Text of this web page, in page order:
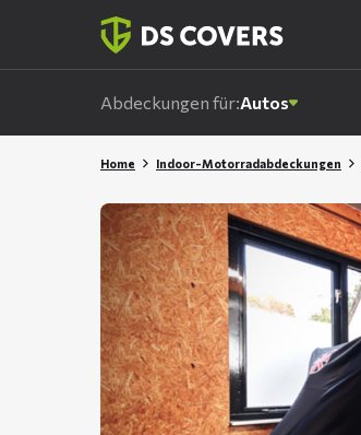
Abdeckungen für:Autos
Home Indoor-Motorradabdeckungen